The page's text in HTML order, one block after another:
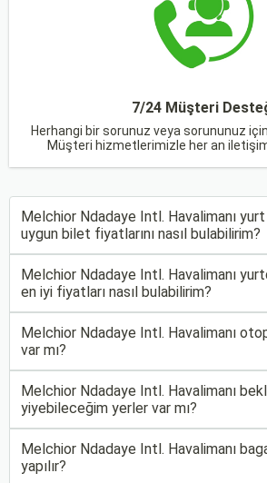
7/24 Müşteri
Herhangi bir sorunuz veya sorununuz için
Müşteri hizmetlerimizle her an
Melchior Ndadaye Intl. Havalimanı
uygun bilet fiyatlarını nasıl bulabilirim?
Melchior Ndadaye Intl. Havalimanı
en iyi fiyatları nasıl bulabilirim?
Melchior Ndadaye Intl. Havalimanı
var mı?
Melchior Ndadaye Intl. Havalimanı
yiyebileceğim yerler var mı?
Melchior Ndadaye Intl. Havalimanı
yapılır?